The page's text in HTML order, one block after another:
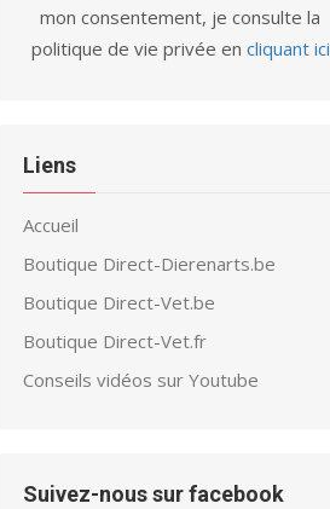
mon consentement, je consulte la
politique de vie privée en cliquant ici
Liens
Accueil
Boutique Direct-Dierenarts.be
Boutique Direct-Vet.be
Boutique Direct-Vet.fr
Conseils vidéos sur Youtube
Suivez-nous sur facebook